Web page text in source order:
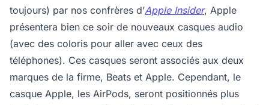
toujours) par nos confrères d’Apple Insider, Apple
présentera bien ce soir de nouveaux casques audio
(avec des coloris pour aller avec ceux des
téléphones). Ces casques seront associés aux deux
marques de la firme, Beats et Apple. Cependant, le
casque Apple, les AirPods, seront positionnés plus